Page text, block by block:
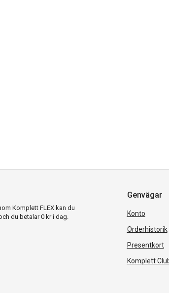
Komplett FLEX kan du
du betalar 0 kr i dag.
Genvägar
Konto
Orderhistorik
Presentkort
Komplett